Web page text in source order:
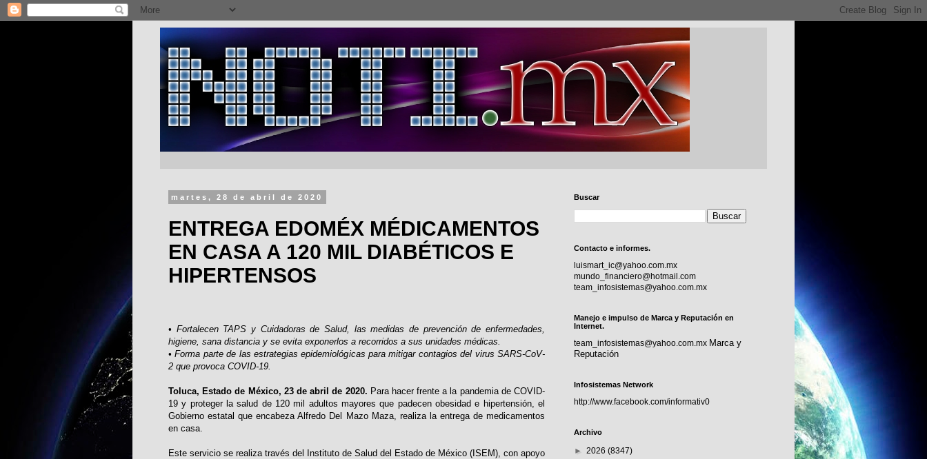
martes, 28 de abril de 2020
ENTREGA EDOMÉX MÉDICAMENTOS
EN CASA A 120 MIL DIABÉTICOS E
HIPERTENSOS
• Fortalecen TAPS y Cuidadoras de Salud, las medidas de prevención de enfermedades,
higiene, sana distancia y se evita exponerlos a recorridos a sus unidades médicas.
• Forma parte de las estrategias epidemiológicas para mitigar contagios del virus SARS-CoV-
2 que provoca COVID-19.
Toluca, Estado de México, 23 de abril de 2020. Para hacer frente a la pandemia de COVID-
19 y proteger la salud de 120 mil adultos mayores que padecen obesidad e hipertensión, el
Gobierno estatal que encabeza Alfredo Del Mazo Maza, realiza la entrega de medicamentos
en casa.
Este servicio se realiza través del Instituto de Salud del Estado de México (ISEM), con apoyo
Buscar
Contacto e informes.
luismart_ic@yahoo.com.mx
mundo_financiero@hotmail.com
team_infosistemas@yahoo.com.mx
Manejo e impulso de Marca y Reputación en
Internet.
team_infosistemas@yahoo.com.mx Marca y
Reputación
Infosistemas Network
http://www.facebook.com/informativ0
Archivo
► 2026 (8347)